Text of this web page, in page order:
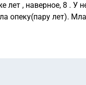
, наверное, 8 . У
то выплаты?